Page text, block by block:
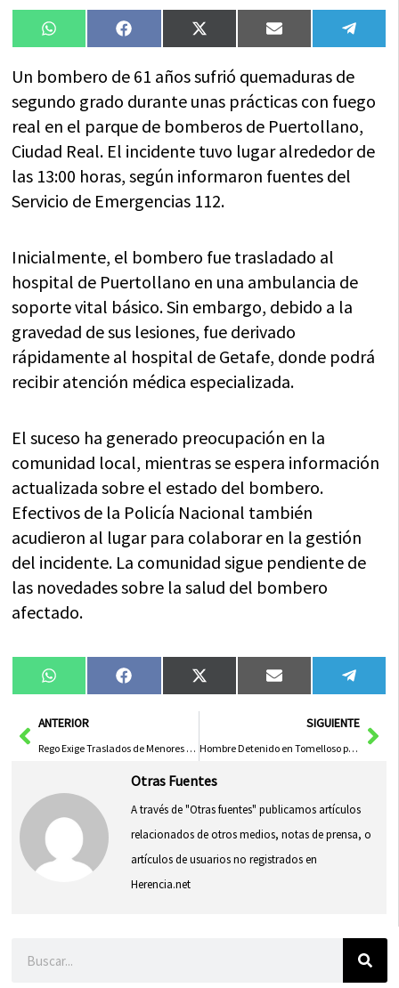
Compartir
en
WhatsAppCompartir
en
FacebookCompartir
en
X
(Twitter)
Compartir
en
Email
en
Un bombero de 61 años sufrió quemaduras de
segundo grado durante unas prácticas con fuego
real en el parque de bomberos de Puertollano,
Ciudad Real. El incidente tuvo lugar alrededor de
las 13:00 horas, según informaron fuentes del
Servicio de Emergencias 112.
Inicialmente, el bombero fue trasladado al
hospital de Puertollano en una ambulancia de
soporte vital básico. Sin embargo, debido a la
gravedad de sus lesiones, fue derivado
rápidamente al hospital de Getafe, donde podrá
recibir atención médica especializada.
El suceso ha generado preocupación en la
comunidad local, mientras se espera información
actualizada sobre el estado del bombero.
Efectivos de la Policía Nacional también
acudieron al lugar para colaborar en la gestión
del incidente. La comunidad sigue pendiente de
las novedades sobre la salud del bombero
afectado.
Compartir
en
WhatsAppCompartir
en
FacebookCompartir
en
X
(Twitter)
Compartir
en
Email
en
AntANTERIOR
Rego Exige Traslados de Menores Migrantes en Agosto y Denuncia «Bloqueo» del PP
SIGUIENTE
Hombre Detenido en Tomelloso por Agresión con Arma Blanca a Joven de 27 Años
Otras Fuentes
A través de "Otras fuentes" publicamos artículos
relacionados de otros medios, notas de prensa, o
artículos de usuarios no registrados en
Herencia.net